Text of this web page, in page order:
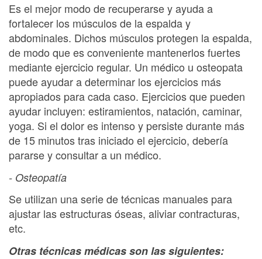
Es el mejor modo de recuperarse y ayuda a
fortalecer los músculos de la espalda y
abdominales. Dichos músculos protegen la espalda,
de modo que es conveniente mantenerlos fuertes
mediante ejercicio regular. Un médico u osteopata
puede ayudar a determinar los ejercicios más
apropiados para cada caso. Ejercicios que pueden
ayudar incluyen: estiramientos, natación, caminar,
yoga. Si el dolor es intenso y persiste durante más
de 15 minutos tras iniciado el ejercicio, debería
pararse y consultar a un médico.
- Osteopatía
Se utilizan una serie de técnicas manuales para
ajustar las estructuras óseas, aliviar contracturas,
etc.
Otras técnicas médicas son las siguientes: